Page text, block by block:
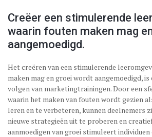
Creëer een stimulerende
waarin fouten maken mag
aangemoedigd.
Het creëren van een stimulerende
maken mag en groei wordt aangemoedigd,
volgen van marketingtrainingen. Door een
waarin het maken van fouten wordt gezien
leren en te verbeteren, kunnen deelnemers
nieuwe strategieën uit te proberen en
aanmoedigen van groei stimuleert